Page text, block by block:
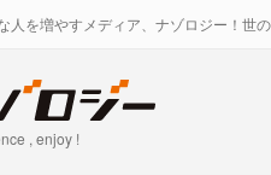
人を増やすメディア、ナゾロジー！世
, enjoy !